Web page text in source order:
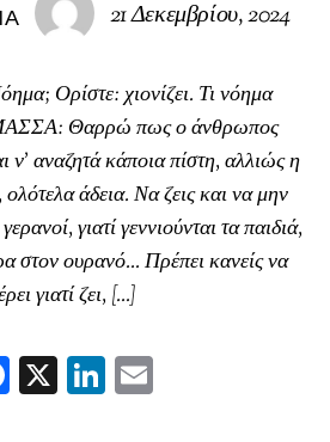
21 Δεκεμβρίου, 2024
Ορίστε: χιονίζει. Τι νόημα
ΜΑΣΣΑ: Θαρρώ πως ο άνθρωπος
ν’ αναζητά κάποια πίστη, αλλιώς η
ολότελα άδεια. Να ζεις και να μην
γιατί γεννιούνται τα παιδιά,
στον ουρανό… Πρέπει κανείς να
γιατί ζει, […]
F
ac
X Li
nk